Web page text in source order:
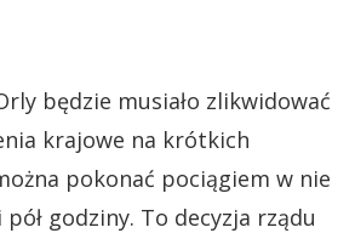
będzie musiało zlikwidować
krajowe na krótkich
pokonać pociągiem w nie
godziny. To decyzja rządu